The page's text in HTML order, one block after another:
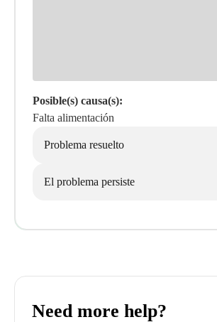
Posible(s) causa(s):
Falta alimentación
Problema resuelto
El problema persiste
Need more help?